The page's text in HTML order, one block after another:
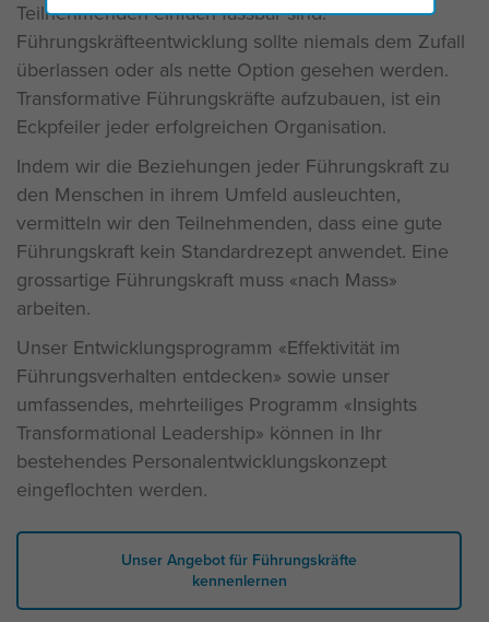
Teilnehmenden einfach fassbar sind.
Führungskräfteentwicklung sollte niemals dem Zufall
überlassen oder als nette Option gesehen werden.
Transformative Führungskräfte aufzubauen, ist ein
Eckpfeiler jeder erfolgreichen Organisation.
Indem wir die Beziehungen jeder Führungskraft zu
den Menschen in ihrem Umfeld ausleuchten,
vermitteln wir den Teilnehmenden, dass eine gute
Führungskraft kein Standardrezept anwendet. Eine
grossartige Führungskraft muss «nach Mass»
arbeiten.
Unser Entwicklungsprogramm «Effektivität im
Führungsverhalten entdecken» sowie unser
umfassendes, mehrteiliges Programm «Insights
Transformational Leadership» können in Ihr
bestehendes Personalentwicklungskonzept
eingeflochten werden.
Unser Angebot für Führungskräfte
kennenlernen